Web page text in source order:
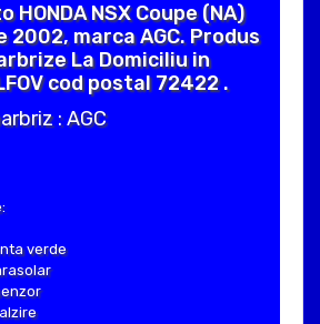
HONDA NSX Coupe (NA)
marca AGC. Produs
La Domiciliu in
cod postal 72422 .
: AGC
verde